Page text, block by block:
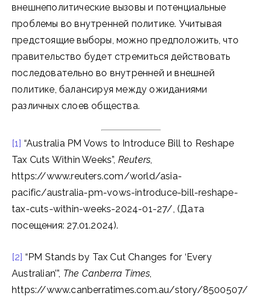
внешнеполитические вызовы и потенциальные
проблемы во внутренней политике. Учитывая
предстоящие выборы, можно предположить, что
правительство будет стремиться действовать
последовательно во внутренней и внешней
политике, балансируя между ожиданиями
различных слоев общества.
[1] “Australia PM Vows to Introduce Bill to Reshape
Tax Cuts Within Weeks”, Reuters,
https://www.reuters.com/world/asia-
pacific/australia-pm-vows-introduce-bill-reshape-
tax-cuts-within-weeks-2024-01-27/, (Дата
посещения: 27.01.2024).
[2] “PM Stands by Tax Cut Changes for ‘Every
Australian’”, The Canberra Times,
https://www.canberratimes.com.au/story/8500507/